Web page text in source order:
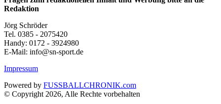
Redaktion
Jörg Schröder
Tel. 0385 - 2075420
Handy: 0172 - 3924980
E-Mail: info@sn-sport.de
Impressum
Powered by FUSSBALLCHRONIK.com
© Copyright 2026, Alle Rechte vorbehalten